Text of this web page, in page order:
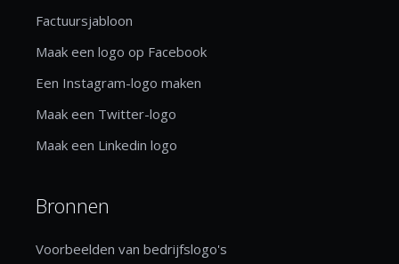
Factuursjabloon
Maak een logo op Facebook
Een Instagram-logo maken
Maak een Twitter-logo
Maak een Linkedin logo
Bronnen
Voorbeelden van bedrijfslogo's